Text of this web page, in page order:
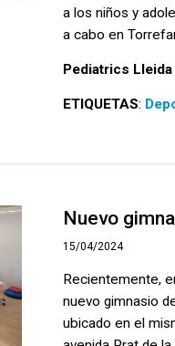
a los niños y
a cabo en
Pediatrics Lleida
ETIQUETAS:
Nuevo
15/04/2024
Recientemente,
nuevo gimnasio
ubicado en el